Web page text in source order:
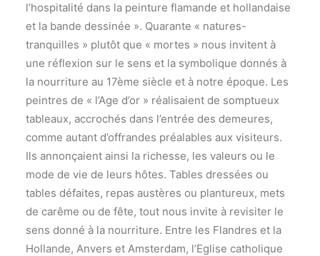
l’hospitalité dans la peinture flamande et hollandaise
et la bande dessinée ». Quarante « natures-
tranquilles » plutôt que « mortes » nous invitent à
une réflexion sur le sens et la symbolique donnés à
la nourriture au 17ème siècle et à notre époque. Les
peintres de « l’Age d’or » réalisaient de somptueux
tableaux, accrochés dans l’entrée des demeures,
comme autant d’offrandes préalables aux visiteurs.
Ils annonçaient ainsi la richesse, les valeurs ou le
mode de vie de leurs hôtes. Tables dressées ou
tables défaites, repas austères ou plantureux, mets
de carême ou de fête, tout nous invite à revisiter le
sens donné à la nourriture. Entre les Flandres et la
Hollande, Anvers et Amsterdam, l’Eglise catholique